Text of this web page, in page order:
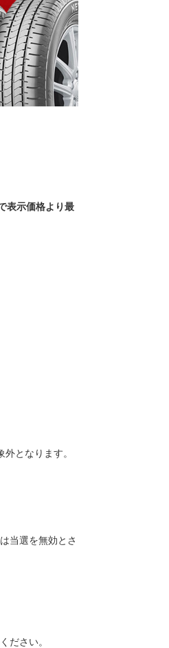
表示価格より最
となります。
当選を無効とさ
ださい。